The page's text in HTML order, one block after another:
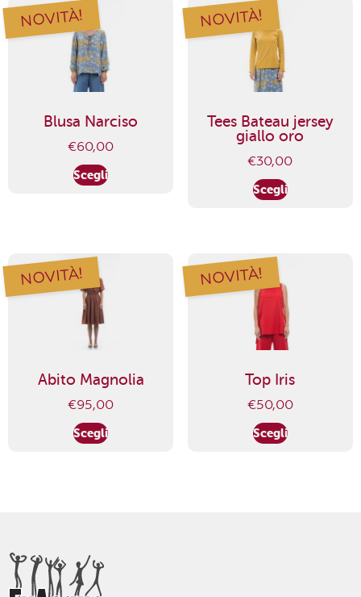
NOVITÀ!
Blusa Narciso
€60,00
Scegli
NOVITÀ!
Tees Bateau jersey
giallo oro
€30,00
Scegli
NOVITÀ!
Abito Magnolia
€95,00
Scegli
NOVITÀ!
Top Iris
€50,00
Scegli